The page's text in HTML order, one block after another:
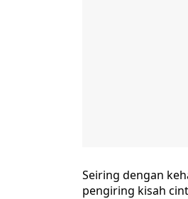
Seiring dengan
pengiring kisah